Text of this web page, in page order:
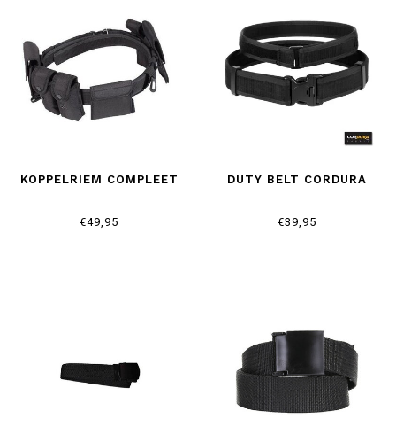
KOPPELRIEM COMPLEET
€49,95
DUTY BELT CORDURA
€39,95